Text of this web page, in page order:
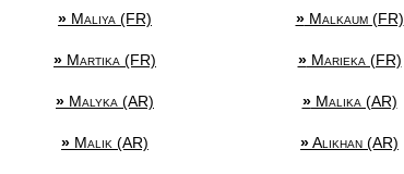
» Maliya (FR) »Malkaum (FR)
» Martika (FR) »Marieka (FR)
» Malyka (AR) »Malika (AR)
» Malik (AR) »Alikhan (AR)